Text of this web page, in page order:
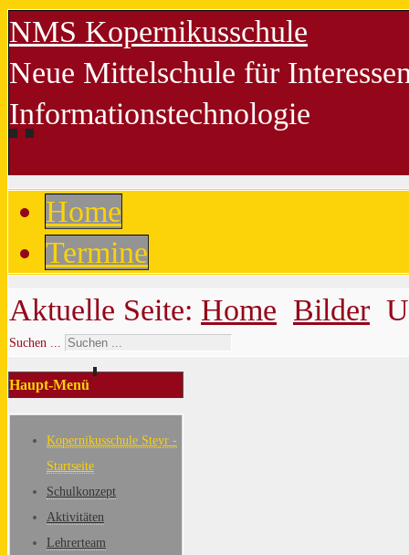
NMS Kopernikusschule
Neue Mittelschule für
Informationstechnologie
Home
Termine
Aktuelle Seite: Home Bilder
Suchen ...
Haupt-Menü
Kopernikusschule Steyr -
Startseite
Schulkonzept
Aktivitäten
Lehrerteam